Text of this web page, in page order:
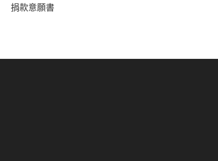
捐款意願書